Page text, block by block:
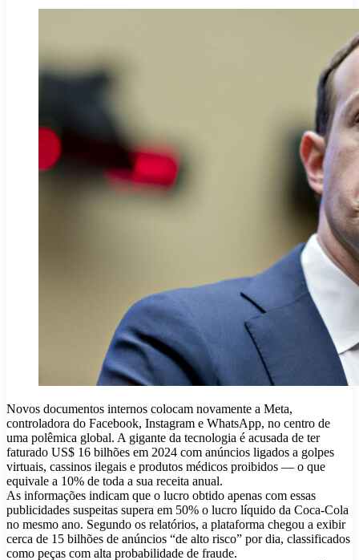
Novos documentos internos colocam novamente a Meta,
controladora do Facebook, Instagram e WhatsApp, no centro de
uma polêmica global. A gigante da tecnologia é acusada de ter
faturado US$ 16 bilhões em 2024 com anúncios ligados a golpes
virtuais, cassinos ilegais e produtos médicos proibidos — o que
equivale a 10% de toda a sua receita anual.
As informações indicam que o lucro obtido apenas com essas
publicidades suspeitas supera em 50% o lucro líquido da Coca-Cola
no mesmo ano. Segundo os relatórios, a plataforma chegou a exibir
cerca de 15 bilhões de anúncios “de alto risco” por dia, classificados
como peças com alta probabilidade de fraude.